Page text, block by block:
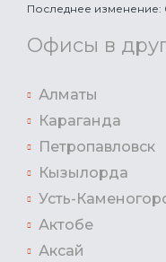
Последнее изменение:
Офисы в
Алматы
Караганда
Петропавловск
Кызылорда
Усть-
Актобе
Аксай